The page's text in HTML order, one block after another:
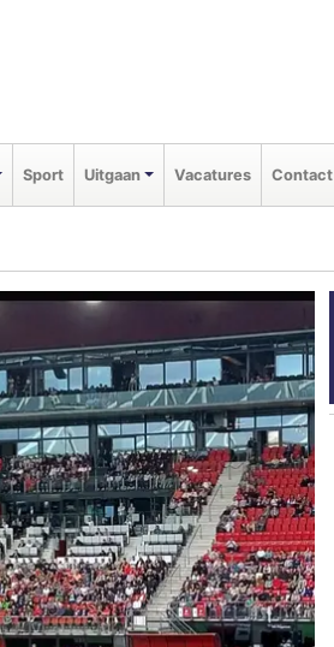
Sport Uitgaan Vacatures Contact